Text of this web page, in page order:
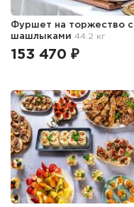
Фуршет на торжество с
шашлыками44.2 кг
153 470 ₽